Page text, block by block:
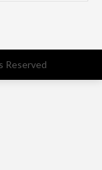
Reserved